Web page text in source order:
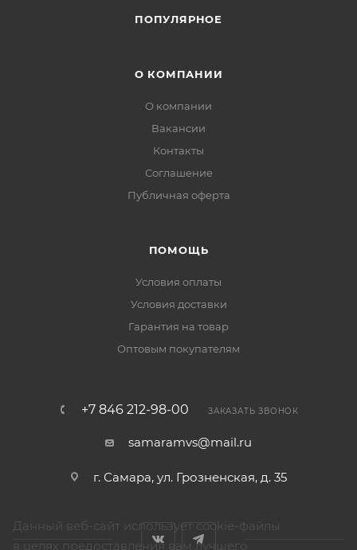
ПОПУЛЯРНОЕ
О КОМПАНИИ
О компании
Вакансии
Контакты
Соглашение
Публичная оферта
ПОМОЩЬ
Условия оплаты
Условия доставки
Гарантия на товар
Оптовым покупателям
+7 846 212-98-00 ЗАКАЗАТЬ ЗВОНОК
samaramvs@mail.ru
г. Самара, ул. Грозненская, д. 35
Данный веб-сайт использует cookie-файлы
в целях предоставления вам лучшего